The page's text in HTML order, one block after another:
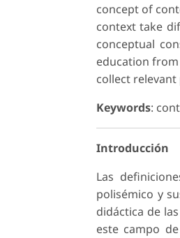
concept of
context take
conceptual
education
collect
Keywords:
Introducción
Las
polisémico y
didáctica de
este campo